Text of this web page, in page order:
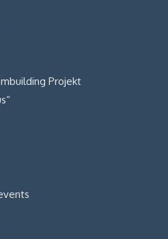
Projekt